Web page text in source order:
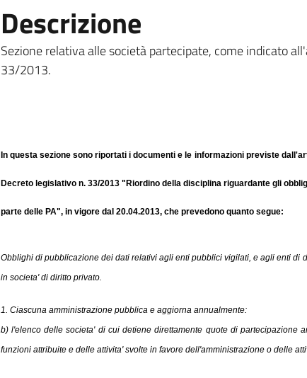
Descrizione
Sezione relativa alle società partecipate, come indicato
33/2013.
In questa sezione sono riportati i documenti e le informazioni previste
Decreto legislativo n. 33/2013 "Riordino della disciplina riguardante gli
parte delle PA", in vigore dal 20.04.2013, che prevedono quanto segue:
Obblighi di pubblicazione dei dati relativi agli enti pubblici vigilati, e agli enti
in societa' di diritto privato.
1. Ciascuna amministrazione pubblica e aggiorna annualmente:
b) l'elenco delle societa' di cui detiene direttamente quote di partecipazione
funzioni attribuite e delle attivita' svolte in favore dell'amministrazione o delle